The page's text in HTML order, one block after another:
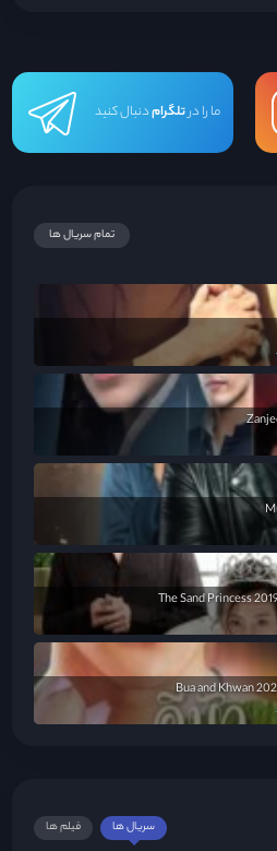
ما را درتلگرامدنبال کنید
تمام سریال ها
فیلم ها سریال ها